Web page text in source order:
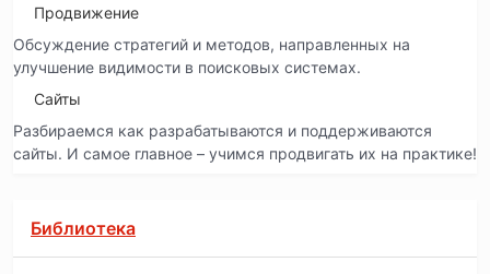
Продвижение
Обсуждение стратегий и методов, направленных на
улучшение видимости в поисковых системах.
Сайты
Разбираемся как разрабатываются и поддерживаются
сайты. И самое главное – учимся продвигать их на практике!
Библиотека